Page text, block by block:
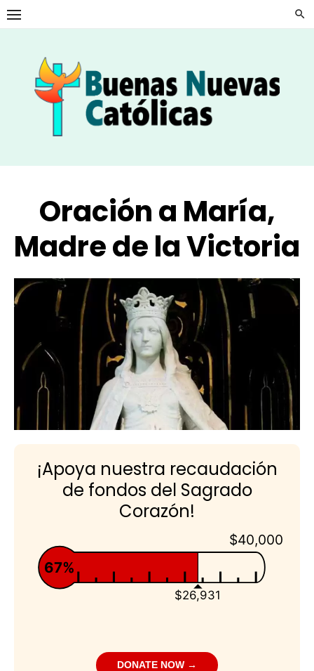
Skip
to
Oración a María,
Madre de la Victoria
¡Apoya nuestra recaudación
de fondos del Sagrado
Corazón!
$40,000
$26,931
67%
DONATE NOW →